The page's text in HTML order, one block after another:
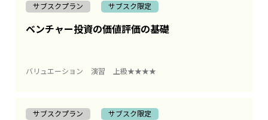
サブスクプラン サブスク限定
ベンチャー投資の価値評価の基礎
バリュエーション 演習 上級★★★★
サブスクプラン サブスク限定